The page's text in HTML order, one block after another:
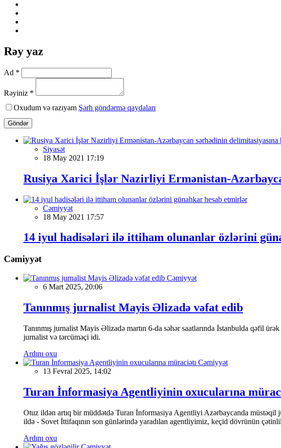
Rəy yaz
Ad *
Rəyiniz *
Oxudum və razıyam Şərh göndərmə qaydaları
Göndər
Siyasət
18 May 2021 17:19
Rusiya Xarici İşlər Nazirliyi Ermənistan-
Cəmiyyət
18 May 2021 17:57
14 iyul hadisələri ilə ittiham olunanlar özlərini
Cəmiyyət
Cəmiyyət
6 Mart 2025, 20:06
Tanınmış jurnalist Mayis Əlizadə vəfat edib
Tanınmış jurnalist Mayis Əlizadə martın 6-da səhər saatlarında İstanbulda qəfil
jurnalist və tərcüməçi idi.
Ardını oxu
Cəmiyyət
13 Fevral 2025, 14:02
Turan İnformasiya Agentliyinin oxucularına
Otuz ildən artıq bir müddətdə Turan İnformasiya Agentliyi Azərbaycanda
ildə - Sovet İttifaqının son günlərində yaradılan agentliyimiz, keçid dövrünün
Ardını oxu